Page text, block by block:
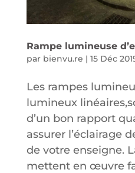
Rampe lumineuse
par bienvu.re | 15 Déc
Les rampes
lumineux
d’un bon rapport
assurer l’éclairage
de votre enseigne.
mettent en œuvre